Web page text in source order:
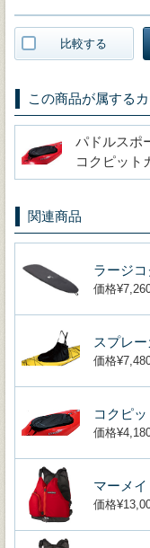
比較する
この商品が属するカ
パドルスポ
コクピット
関連商品
ラージ
価格
スプレ
価格
コクピ
価格
マーメイ
価格